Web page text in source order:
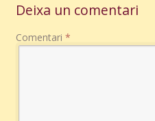
Deixa un comentari
Comentari *